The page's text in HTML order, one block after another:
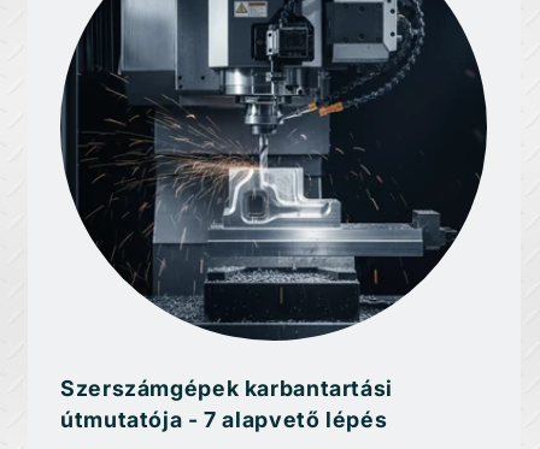
Szerszámgépek karbantartási
útmutatója - 7 alapvető lépés